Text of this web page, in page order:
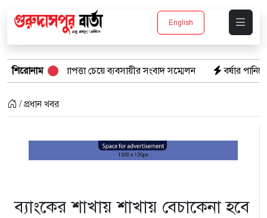
English
শিরোনামচেয়ে ব্যবসায়ীর সংবাদ সম্মেলন বর্ষার পানিতে টইটুম্বুর
/ প্রধান খবর
ব্যাংকের শাখায় শাখায় বেচাকেনা হবে